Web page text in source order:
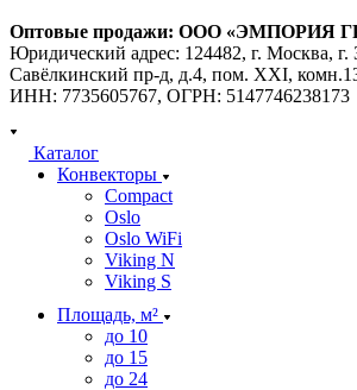
Оптовые продажи: ООО «ЭМПОРИЯ
Юридический адрес: 124482, г. Москва, г.
Савёлкинский пр-д, д.4, пом. XXI,
ИНН: 7735605767, ОГРН: 5147746238173
Каталог
Конвекторы
Compact
Oslo
Oslo WiFi
Viking N
Viking S
Площадь, м²
до 10
до 15
до 24